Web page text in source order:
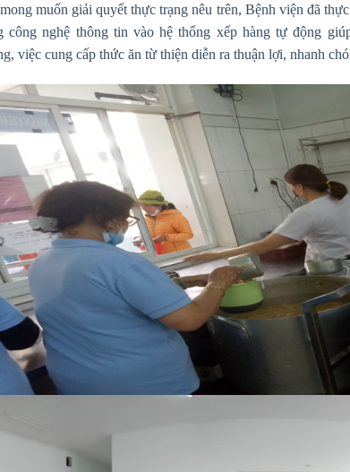
muốn giải quyết thực trạng nêu trên, Bệnh viện đã
công nghệ thông tin vào hệ thống xếp hàng tự động
việc cung cấp thức ăn từ thiện diễn ra thuận lợi, nhanh